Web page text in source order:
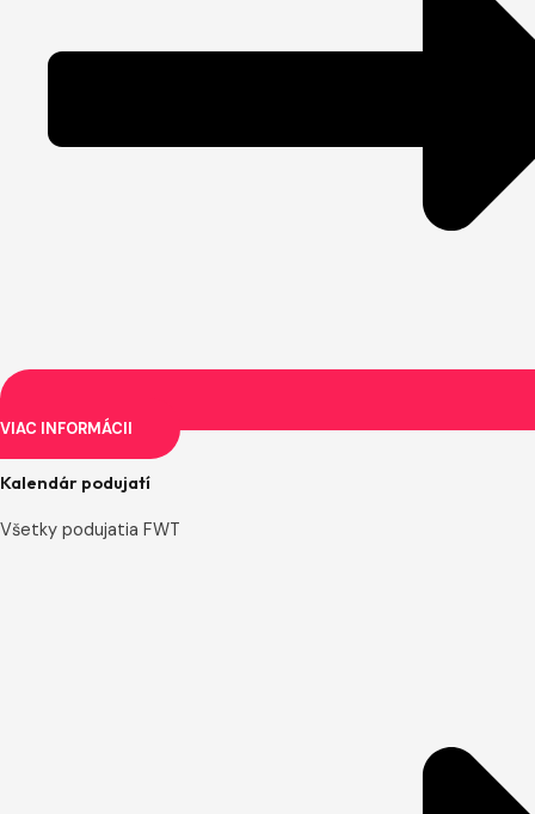
VIAC INFORMÁCII
Kalendár podujatí
Všetky podujatia FWT